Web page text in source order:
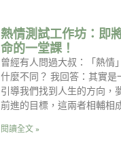
熱情測試工作坊：即
命的一堂課！
曾經有人問過大叔：「熱情
什麼不同？ 我回答：其實是
引導我們找到人生的方向，
前進的目標，這兩者相輔相
閱讀全文 »